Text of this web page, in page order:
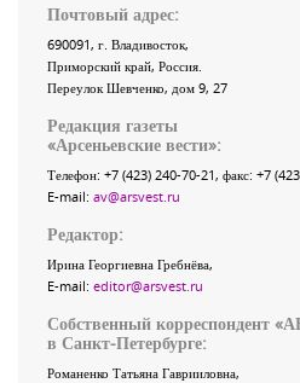
Почтовый адрес:
690091, г. Владивосток,
Приморский край, Россия
Переулок Шевченко, дом 9, 27
Редакция газеты
«Арсеньевские вести»:
Телефон: +7 (423) 240-70-21, факс: +7
E-mail: av@arsvest.ru
Редактор:
Ирина Георгиевна Гребнёва,
E-mail: editor@arsvest.ru
Собственный корреспондент
в Санкт-Петербурге:
Романенко Татьяна Гаврииловна,